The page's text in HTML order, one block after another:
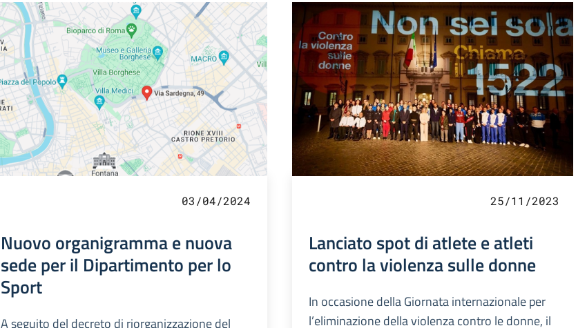
03/04/2024
Nuovo organigramma e nuova
sede per il Dipartimento per lo
Sport
A seguito del decreto di riorganizzazione del
25/11/2023
Lanciato spot di atlete e atleti
contro la violenza sulle donne
In occasione della Giornata internazionale per
l’eliminazione della violenza contro le donne, il